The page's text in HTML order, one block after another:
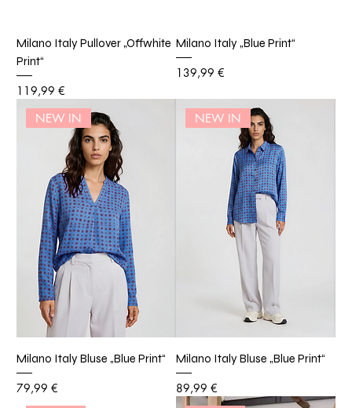
Milano Italy Pullover „Offwhite
Print“
Preis
119,99 €
Milano Italy „Blue Print“
Preis
139,99 €
NEW IN
Milano Italy Bluse „Blue Print“
Preis
79,99 €
NEW IN
Milano Italy Bluse „Blue Print“
Preis
89,99 €